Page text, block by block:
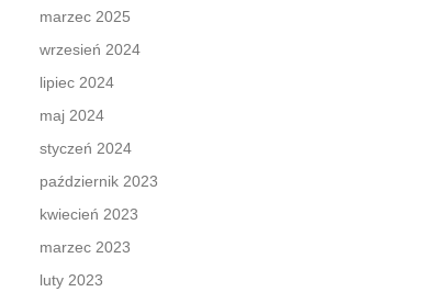
marzec 2025
wrzesień 2024
lipiec 2024
maj 2024
styczeń 2024
październik 2023
kwiecień 2023
marzec 2023
luty 2023